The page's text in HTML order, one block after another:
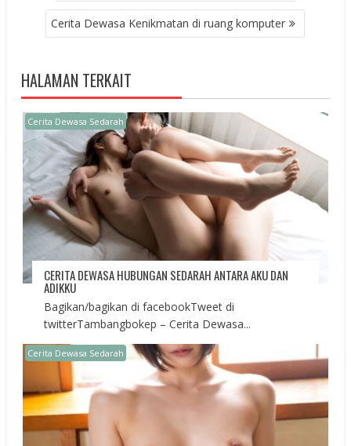
Cerita Dewasa Kenikmatan di ruang komputer
HALAMAN TERKAIT
Cerita Dewasa Sedarah
CERITA DEWASA HUBUNGAN SEDARAH ANTARA AKU DAN
ADIKKU
Bagikan/bagikan di facebookTweet di
twitterTambangbokep – Cerita Dewasa...
Cerita Dewasa Sedarah